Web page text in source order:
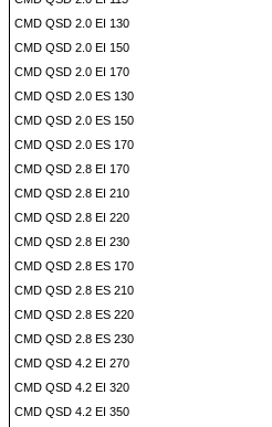
CMD QSD 2.0 EI 130
CMD QSD 2.0 EI 150
CMD QSD 2.0 EI 170
CMD QSD 2.0 ES 130
CMD QSD 2.0 ES 150
CMD QSD 2.0 ES 170
CMD QSD 2.8 EI 170
CMD QSD 2.8 EI 210
CMD QSD 2.8 EI 220
CMD QSD 2.8 EI 230
CMD QSD 2.8 ES 170
CMD QSD 2.8 ES 210
CMD QSD 2.8 ES 220
CMD QSD 2.8 ES 230
CMD QSD 4.2 EI 270
CMD QSD 4.2 EI 320
CMD QSD 4.2 EI 350